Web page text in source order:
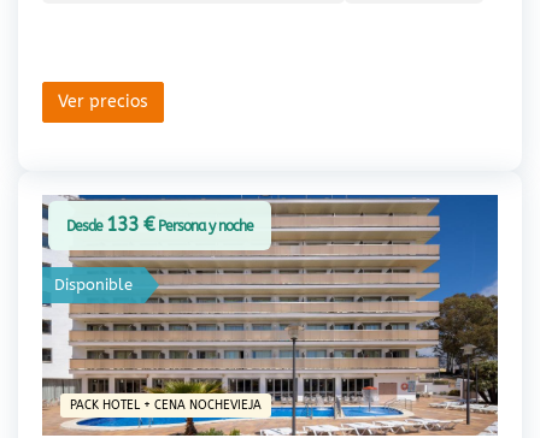
Ver precios
PACK HOTEL + CENA NOCHEVIEJA
Disponible
Desde 133 €Persona y noche